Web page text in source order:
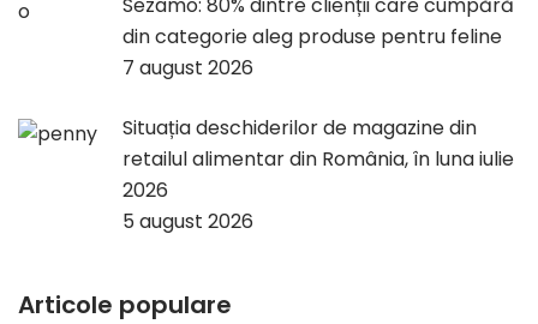
din categorie aleg produse pentru feline
7 august 2026
Situația deschiderilor de magazine din
retailul alimentar din România, în luna iulie
2026
5 august 2026
Articole populare